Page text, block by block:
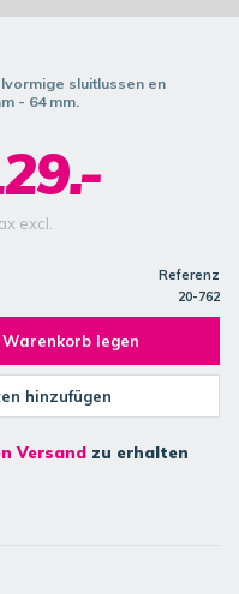
sluitlussen en
- 64 mm.
excl.
Referenz
20-762
legen
hinzufügen
Versandzu erhalten